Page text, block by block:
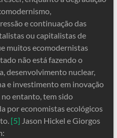
e continuação das
ou capitalistas de
muitos ecomodernistas
não está fazendo o
desenvolvimento nuclear,
e investimento em inovação
no entanto, tem sido
por economistas ecológicos
[5] Jason Hickel e Giorgos